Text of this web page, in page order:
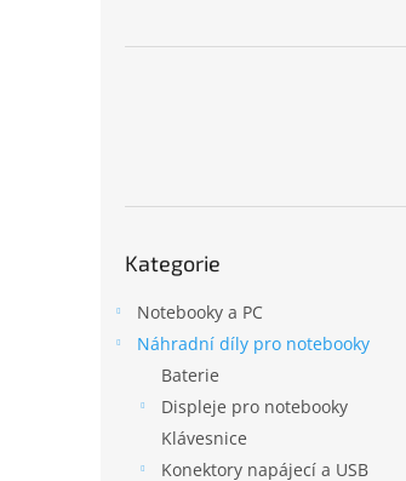
kategorie
Kategorie
Notebooky a PC
Náhradní díly pro notebooky
Baterie
Displeje pro notebooky
Klávesnice
Konektory napájecí a USB